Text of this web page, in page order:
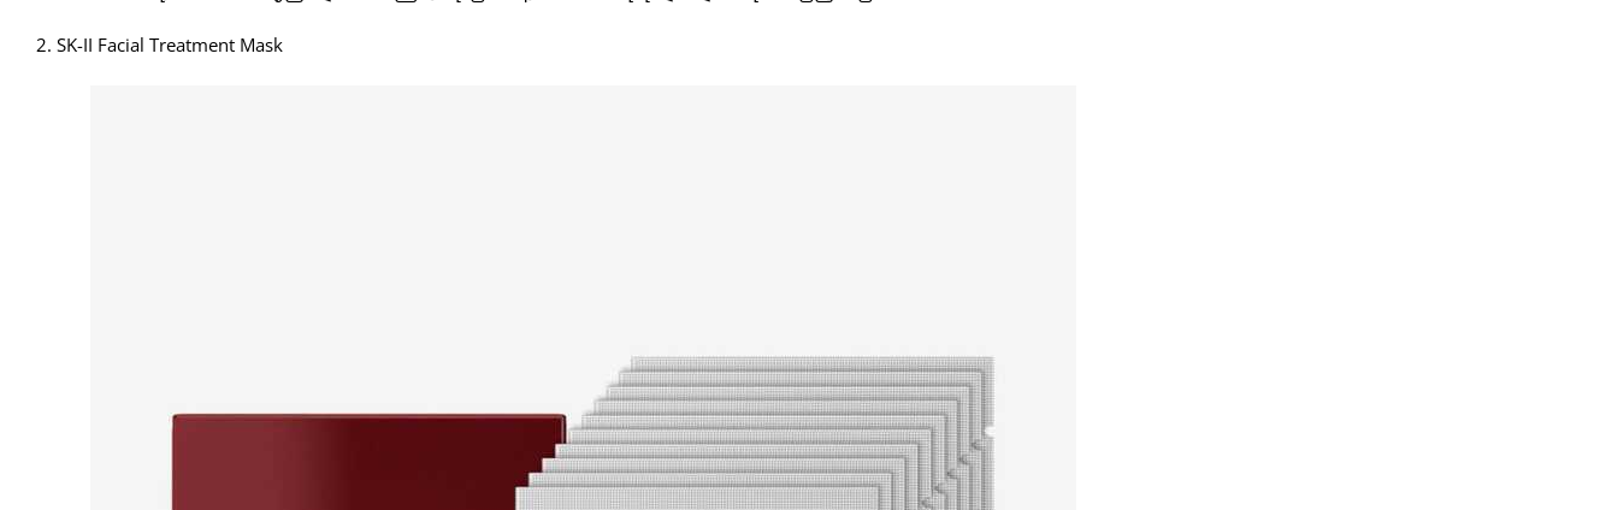
2. SK-II Facial Treatment Mask